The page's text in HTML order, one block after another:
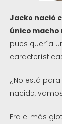
Jacko nació
único macho
pues quería
¿No está
nacido,
Era el más